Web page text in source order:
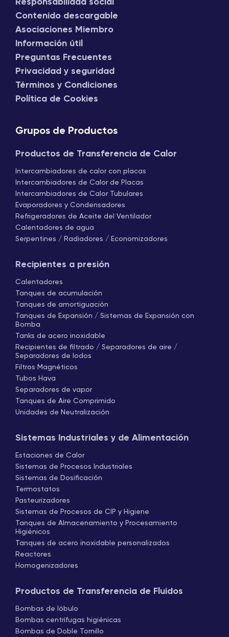
Responsabilidad social
Contenido descargable
Asociaciones Miembro
Información útil
Preguntas Frecuentes
Privacidad y seguridad
Términos y Condiciones
Política de Cookies
Grupos de Productos
Productos de Transferencia de Calor
Intercambiadores de calor con placas
Intercambiadores de Calor de Placas
Intercambiadores de Calor Tubulares
Evaporadores y Condensadores
Refrigeradores de Aceite del Ventilador
Calentadores de agua
Serpentines / Radiadores / Economizadores
Recipientes a presión
Calentadores
Tanques de acumulación
Tanques de amortiguación
Tanques de Expansión / Sistemas de Expansión con
Bomba
Tanks de acero inoxidable
Recipientes de filtrado / Separadores de aire /
Separadores de lodos
Filtros Magnéticos
Tubos Hava
Separadores de vapor
Tanques de Aire Comprimido
Unidades de Neutralización
Sistemas Industriales y de Alimentación
Estaciones de Calor
Sistemas de Procesos Industriales
Sistemas de Dosificación
Termostatos
Pasteurizadores
Sistemas de Procesos de CIP y Higiene
Tanques de Almacenamiento y Procesamiento
Higiénicos
Tanques de acero inoxidable personalizados
Reactores
Homogenizadores
Productos de Transferencia de Fluidos
Bombas de lóbulo
Bombas centrífugas higiénicas
Bombas de Doble Tornillo